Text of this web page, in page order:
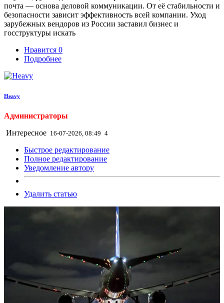
почта — основа деловой коммуникации. От её стабильности и
безопасности зависит эффективность всей компании. Уход
зарубежных вендоров из России заставил бизнес и
госструктуры искать
Нравится 0
Подробнее
Heavy
Администраторы
Интересное 16-07-2026, 08:49 4
Быстрое редактирование
Полное редактирование
Уведомление автору
Удалить статью